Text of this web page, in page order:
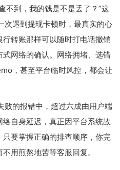
不到，我的钱是不是丢了？”这
次遇到提现卡顿时，最真实的心
转账那样可以随时打电话撤销
网络的确认。网络拥堵、选错
，甚至平台临时风控，都会让
败的报错中，超过六成由用户端
自身延迟，真正因平台系统故
要掌握正确的排查顺序，你完
用煎熬地苦等客服回复。